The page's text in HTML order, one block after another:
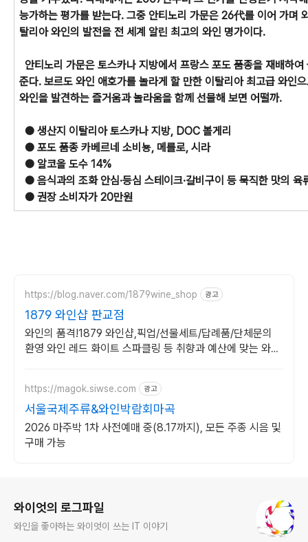
능가하는 평가를 받는다. 그중 안티노리 가문은 26代를 이어 가며
탈리아 와인의 발전을 전 세계 알린 최고의 와인 명가이다.
안티노리 가문은 토스카나 지방에서 프랑스 포도 품종을 재배하
준다. 보르도 와인 애호가를 놀라게 할 만한 이탈리아 최고급 와인
와인을 발견하는 즐거움과 놀라움을 함께 선물해 보면 어떨까.
● 생산지 이탈리아 토스카나 지방, DOC 볼게리
● 포도 품종 카베르네 소비뇽, 메를로, 시라
● 알코올 도수 14%
● 음식과의 조화안심·등심 스테이크·갈비구이 등 묵직한 맛의 육
● 권장 소비자가 20만원
https://blog.naver.com/1879wine_shop 광고
1879 와인샵 판교점
와인의 품격!1879 와인샵,픽업/선물세트/답례품/단체문의
환영 와인 레드 화이트 스파클링 등 취향과 예산에 맞는 와인
https://magok.siwse.com 광고
서울국제주류&와인박람회마곡
2026 마주박 1차 사전예매 중(8.17까지), 모든 주종 시음 및
구매 가능
와이엇의 로그파일
와인을 좋아하는 와이엇이 쓰는 IT 이야기